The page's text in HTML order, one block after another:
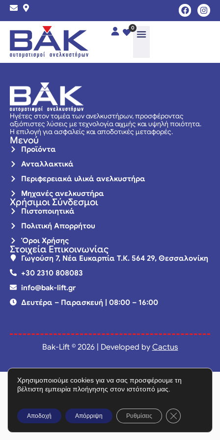
0
Ηγέτες στον τομέα των ανελκυστήρων, προσφέροντας
αξιόπιστες λύσεις με τεχνολογία αιχμής και υψηλή ποιότητα.
Η επιλογή για ασφαλείς και αποδοτικές μεταφορές.
Μενού
Προϊόντα
Ανταλλακτικά
Περιφερειακά υλικά ανελκυστήρα
Μηχανές ανελκυστήρα
Χρήσιμοι Σύνδεσμοι
Πιστοποιητικά
Πολιτική Απορρήτου
Όροι Χρήσης
Στοιχεία Επικοινωνίας
Γωγούση 7, Νέα Ευκαρπία Τ.Κ. 564 29, Θεσσαλονίκη
+30 2310 808083
info@bak-lift.gr
Δευτέρα – Παρασκευή | 08:00 – 16:00
Bak-Lift © 2026 | Developed by Cactus
Χρησιμοποιούμε cookies για να σας προσφέρουμε τη
βέλτιστη εμπειρία πλοήγησης στον ιστότοπό μας.
Αποδοχή Απόρριψη Ρυθμίσεις Κλείσιμο του